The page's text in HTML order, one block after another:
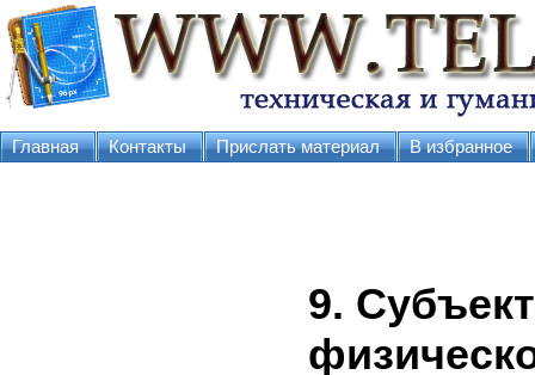
Главная Контакты Прислать материал В избранное
9.